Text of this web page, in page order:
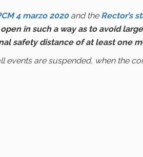
4 marzo 2020and the Rector’s
in such a way as to avoid
safety distance of at least one
events are suspended, when the